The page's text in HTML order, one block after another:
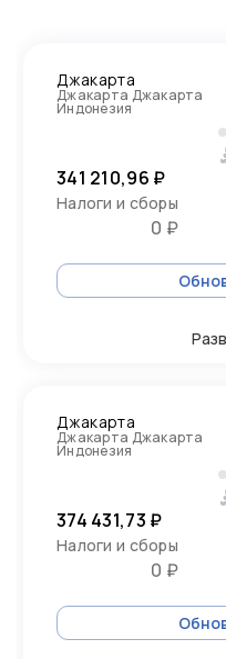
Джакарта
Джакарта Джакарта
Индонезия
341 210,96 ₽
Налоги и сборы
0 ₽
Джакарта
Джакарта Джакарта
Индонезия
374 431,73 ₽
Налоги и сборы
0 ₽